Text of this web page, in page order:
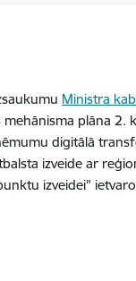
Ministra
plāna 2.
digitālā
izveide ar
izveidei”